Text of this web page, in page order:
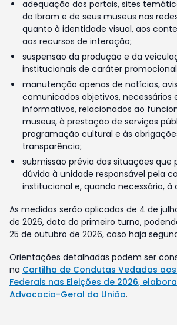
adequação dos portais, sites
do Ibram e de seus museus nas
quanto à identidade visual, aos
aos recursos de interação;
suspensão da produção e da
institucionais de caráter
manutenção apenas de notícias,
comunicados objetivos, necessários
informativos, relacionados ao
museus, à prestação de serviços
programação cultural e às
transparência;
submissão prévia das situações que
dúvida à unidade responsável pela
institucional e, quando necessário, à
As medidas serão aplicadas de 4 de
de 2026, data do primeiro turno,
25 de outubro de 2026, caso haja
Orientações detalhadas podem ser
na Cartilha de Condutas Vedadas
Federais nas Eleições de 2026,
Advocacia-Geral da União.